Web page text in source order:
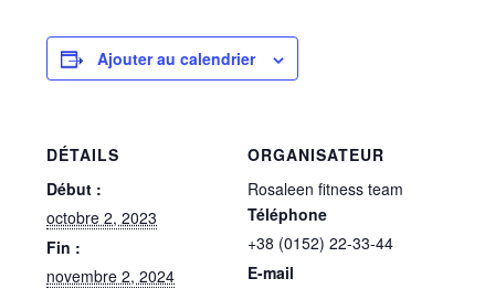
Ajouter au calendrier
DÉTAILS
Début :
octobre 2, 2023
Fin :
novembre 2, 2024
ORGANISATEUR
Rosaleen fitness team
Téléphone
+38 (0152) 22-33-44
E-mail